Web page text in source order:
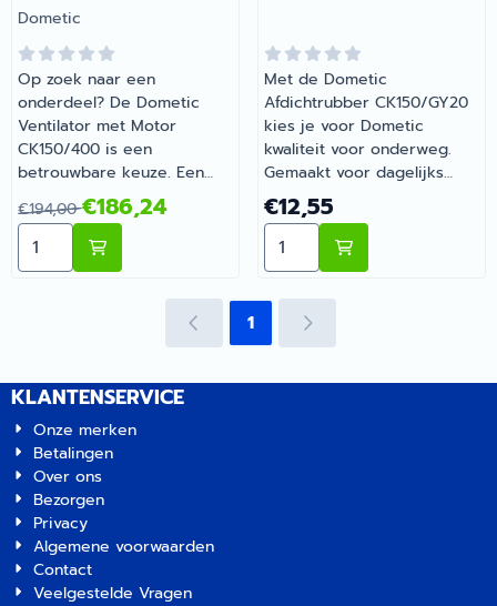
Merk:
Dometic
Op zoek naar een
onderdeel? De Dometic
Ventilator met Motor
CK150/400 is een
betrouwbare keuze. Een
betrouwbare keuze voor
onderweg en op de
camping. Bestel dit
onderdeel eenvoudig online
Van 194,00 voor 186,24
€194,00€186,24
Aantal kiezen voor Dometic Ventilator met Motor
Met de Dometic
Afdichtrubber CK150/GY20
kies je voor Dometic
kwaliteit voor onderweg.
Gemaakt voor dagelijks
gebruik tijdens je vakanties
en weekendtrips. Barsema
Recreatie levert camper-,
caravan- en
deskundig advies.
Prijs: 12,55
€12,55
Aantal kiezen voor
1
KLANTENSERVICE
Onze merken
Betalingen
Over ons
Bezorgen
Privacy
Algemene voorwaarden
Contact
Veelgestelde Vragen